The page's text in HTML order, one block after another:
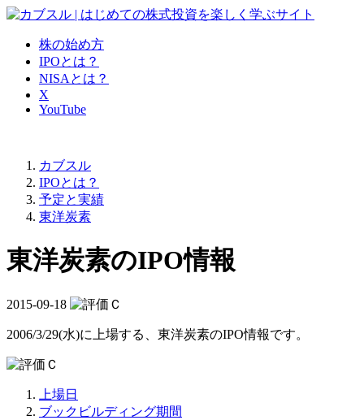
株の始め方
IPOとは？
NISAとは？
X
YouTube
カブスル
IPOとは？
予定と実績
東洋炭素
東洋炭素のIPO情報
2015-09-18
2006/3/29(水)に上場する、 東洋炭素のIPO情報です。
上場日
ブックビルディング期間